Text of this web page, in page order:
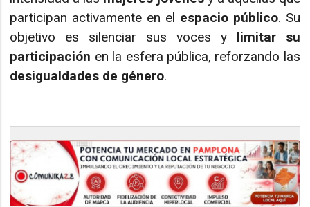
participan activamente en el espacio público. Su
objetivo es silenciar sus voces y limitar su
participación en la esfera pública, reforzando las
desigualdades de género.